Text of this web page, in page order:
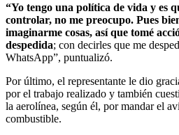
“Yo tengo una política de vida y es
controlar, no me preocupo. Pues
imaginarme cosas, así que tomé
despedida; con decirles que me
WhatsApp”, puntualizó.
Por último, el representante le dio
por el trabajo realizado y también
la aerolínea, según él, por mandar el
combustible.